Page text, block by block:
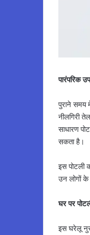
पारंपरिक
पुराने समय
नीलगिरी
साधारण
सकता है।
इस पोटली
उन लोगों के
घर पर
इस घरेलू